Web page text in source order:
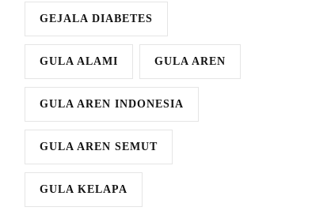
GEJALA DIABETES
GULA ALAMI GULA AREN
GULA AREN INDONESIA
GULA AREN SEMUT
GULA KELAPA